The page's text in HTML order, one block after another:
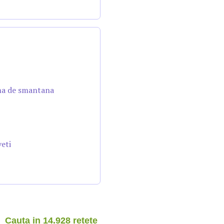
de smantana
Cauta in 14.928 retete